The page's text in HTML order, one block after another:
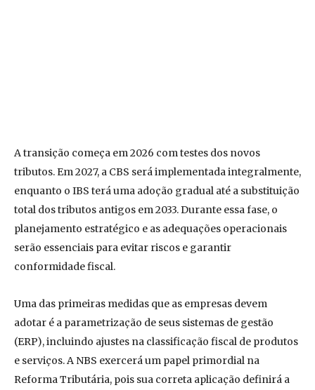
A transição começa em 2026 com testes dos novos
tributos. Em 2027, a CBS será implementada integralmente,
enquanto o IBS terá uma adoção gradual até a substituição
total dos tributos antigos em 2033. Durante essa fase, o
planejamento estratégico e as adequações operacionais
serão essenciais para evitar riscos e garantir
conformidade fiscal.
Uma das primeiras medidas que as empresas devem
adotar é a parametrização de seus sistemas de gestão
(ERP), incluindo ajustes na classificação fiscal de produtos
e serviços. A NBS exercerá um papel primordial na
Reforma Tributária, pois sua correta aplicação definirá a